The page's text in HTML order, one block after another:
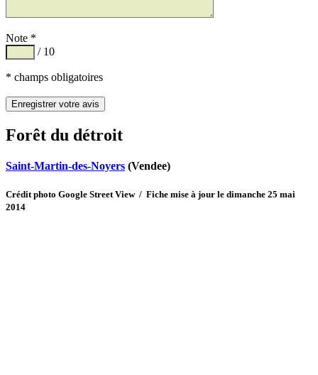
Note *
/ 10
* champs obligatoires
Forêt du détroit
Saint-Martin-des-Noyers (Vendee)
Crédit photo Google Street View / Fiche mise à jour le dimanche 25 mai
2014